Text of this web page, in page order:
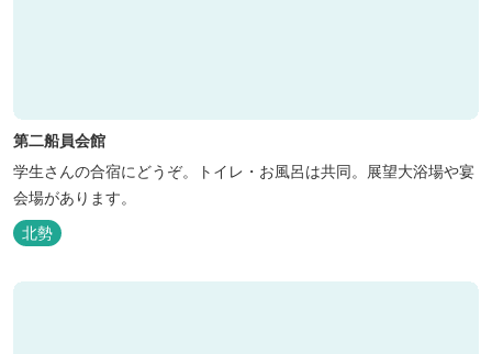
第二船員会館
学生さんの合宿にどうぞ。トイレ・お風呂は共同。展望大浴場や宴
会場があります。
北勢